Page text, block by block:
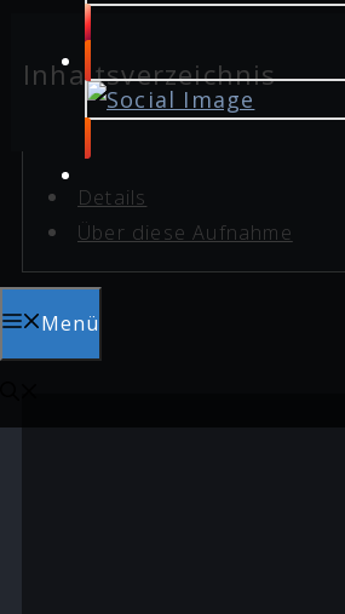
Menü
Inhaltsverzeichnis
Details
Über diese Aufnahme